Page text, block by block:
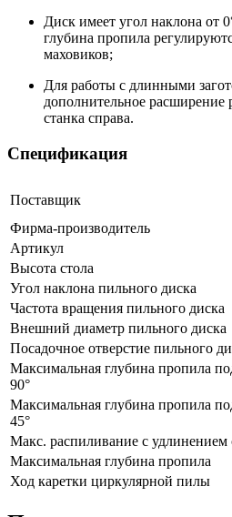
Диск имеет угол наклона от
глубина пропила
маховиков;
Для работы с длинными
дополнительное расширение
станка справа.
Спецификация
Поставщик
Фирма-производитель
Артикул
Высота стола
Угол наклона пильного диска
Частота вращения пильного диска
Внешний диаметр пильного диска
Посадочное отверстие пильного
Максимальная глубина пропила
90°
Максимальная глубина пропила
45°
Макс. распиливание с удлинением
Максимальная глубина пропила
Ход каретки циркулярной пилы